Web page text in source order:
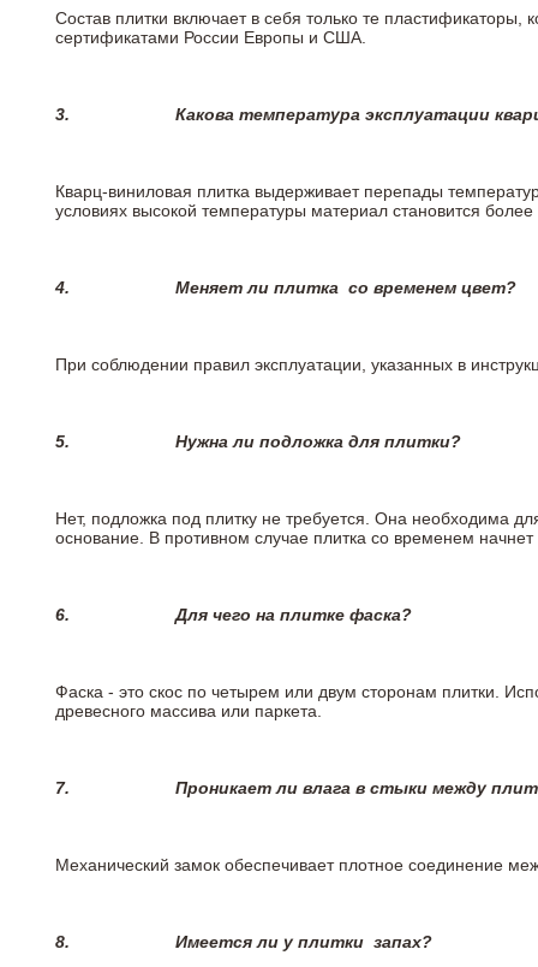
Состав плитки включает в себя только те
сертификатами России Европы и США.
3. Какова температура эксплуатации
Кварц-виниловая плитка выдерживает перепады
условиях высокой температуры материал становится
4. Меняет ли плитка со временем цвет?
При соблюдении правил эксплуатации, указанных в
5. Нужна ли подложка для плитки?
Нет, подложка под плитку не требуется. Она необходима
основание. В противном случае плитка со временем
6.Для чего на плитке фаска?
Фаска - это скос по четырем или двум сторонам плитки.
древесного массива или паркета.
7. Проникает ли влага в стыки между
Механический замок обеспечивает плотное соединение
8. Имеется ли у плитки запах?